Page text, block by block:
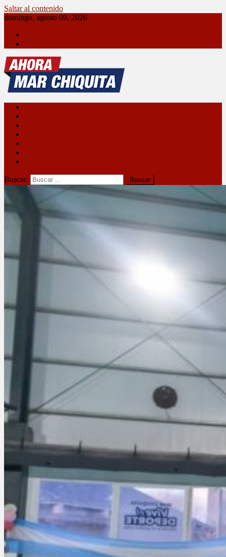
Saltar al contenido
domingo, agosto 09, 2026
Ahora Mar Chiquita
Buscar: